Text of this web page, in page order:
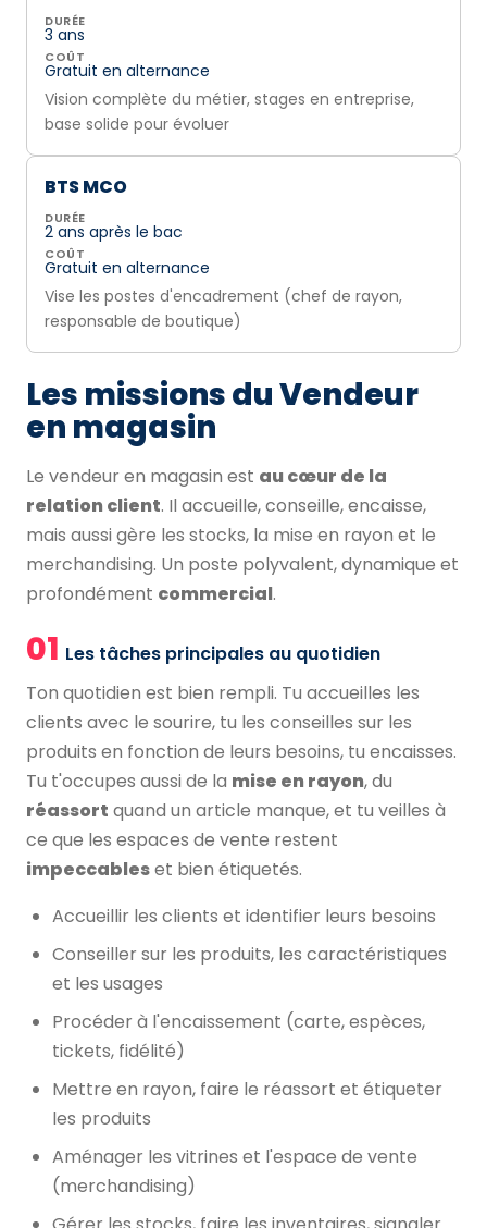
DURÉE
3 ans
COÛT
Gratuit en alternance
Vision complète du métier, stages en entreprise,
base solide pour évoluer
BTS MCO
DURÉE
2 ans après le bac
COÛT
Gratuit en alternance
Vise les postes d'encadrement (chef de rayon,
responsable de boutique)
Les missions du Vendeur
en magasin
Le vendeur en magasin est au cœur de la
relation client. Il accueille, conseille, encaisse,
mais aussi gère les stocks, la mise en rayon et le
merchandising. Un poste polyvalent, dynamique et
profondément commercial.
01 Les tâches principales au quotidien
Ton quotidien est bien rempli. Tu accueilles les
clients avec le sourire, tu les conseilles sur les
produits en fonction de leurs besoins, tu encaisses.
Tu t'occupes aussi de la mise en rayon, du
réassort quand un article manque, et tu veilles à
ce que les espaces de vente restent
impeccableset bien étiquetés.
Accueillir les clients et identifier leurs besoins
Conseiller sur les produits, les caractéristiques
et les usages
Procéder à l'encaissement (carte, espèces,
tickets, fidélité)
Mettre en rayon, faire le réassort et étiqueter
les produits
Aménager les vitrines et l'espace de vente
(merchandising)